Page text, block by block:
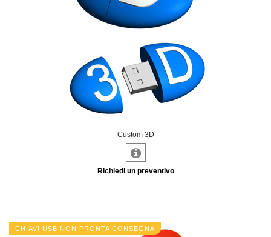
Custom 3D
Richiedi un preventivo
CHIAVI USB NON PRONTA CONSEGNA